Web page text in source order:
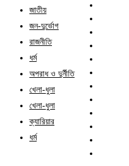
জাতীয়
জন-দুর্ভোগ
রাজনীতি
ধর্ম
অপরাধ ও দুর্নীতি
খেলা-ধুলা
খেলা-ধুলা
ক্যারিয়ার
ধর্ম